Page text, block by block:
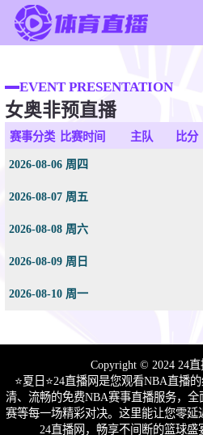
足球直播
篮球直播
足球录像
篮球新闻
EVENT PRESENTATION
女奥非预直播
赛事分类 比赛时间 主队 比分
2026-08-06 周四
2026-08-07 周五
2026-08-08 周六
2026-08-09 周日
2026-08-10 周一
Copyright © 2024 24
⭐️夏日⭐24直播网是您观看NBA直播
清、流畅的免费NBA赛事直播服务，
赛等每一场精彩对决。这里能让您零
24直播网，畅享不间断的篮球盛